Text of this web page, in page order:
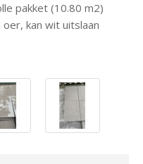
pakket (10.80 m2)
kan wit uitslaan